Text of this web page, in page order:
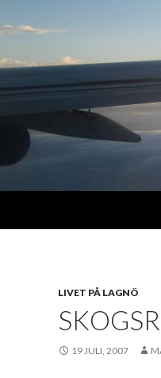
LIVET PÅ LAGNÖ
19 JULI, 2007